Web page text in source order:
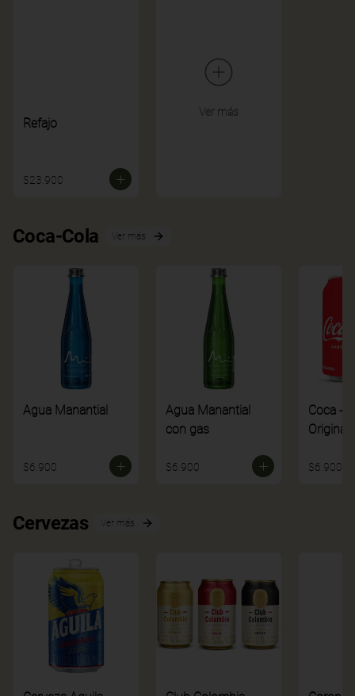
Refajo
$23.900
Ver más
Coca-Cola Ver más
Agua Manantial
$6.900
Agua Manantial
con gas
$6.900
Coca -
Original
$6.900
Cervezas Ver más